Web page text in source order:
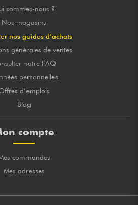
sommes-nous ?
Nos magasins
nos guides d’achats
générales de ventes
notre FAQ
personnelles
d’emplois
Blog
compte
commandes
Mes adresses